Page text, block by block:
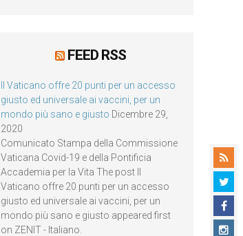
FEED RSS
Il Vaticano offre 20 punti per un accesso
giusto ed universale ai vaccini, per un
mondo più sano e giusto Dicembre 29,
2020
Comunicato Stampa della Commissione
Vaticana Covid-19 e della Pontificia
Accademia per la Vita The post Il
Vaticano offre 20 punti per un accesso
giusto ed universale ai vaccini, per un
mondo più sano e giusto appeared first
on ZENIT - Italiano.